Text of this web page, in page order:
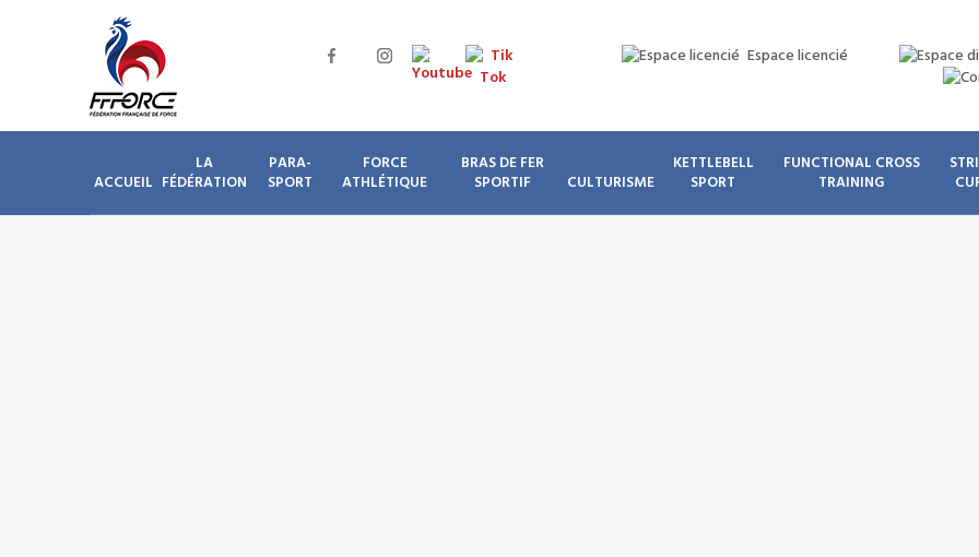
Espace licencié
ACCUEIL
LA
FÉDÉRATION
PARA-
SPORT
FORCE
ATHLÉTIQUE
BRAS DE FER
SPORTIF
CULTURISME
KETTLEBELL
SPORT
FUNCTIONAL CROSS
TRAINING